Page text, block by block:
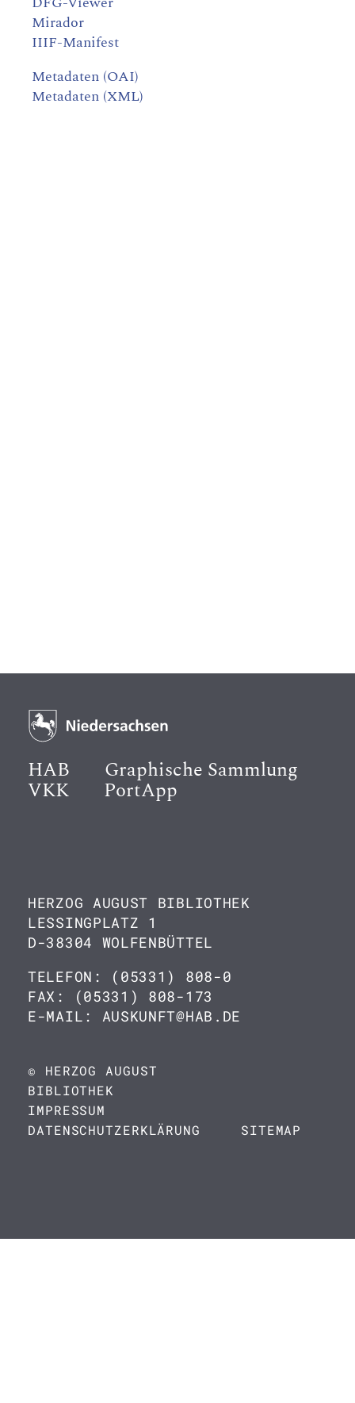
Mirador
IIIF-Manifest
Metadaten (OAI)
Metadaten (XML)
HAB Graphische Sammlung
VKK PortApp
HERZOG AUGUST BIBLIOTHEK
LESSINGPLATZ 1
D-38304 WOLFENBÜTTEL
TELEFON: (05331) 808-0
FAX: (05331) 808-173
E-MAIL: AUSKUNFT@HAB.DE
© HERZOG AUGUST
BIBLIOTHEK
IMPRESSUM
DATENSCHUTZERKLÄRUNG
SITEMAP